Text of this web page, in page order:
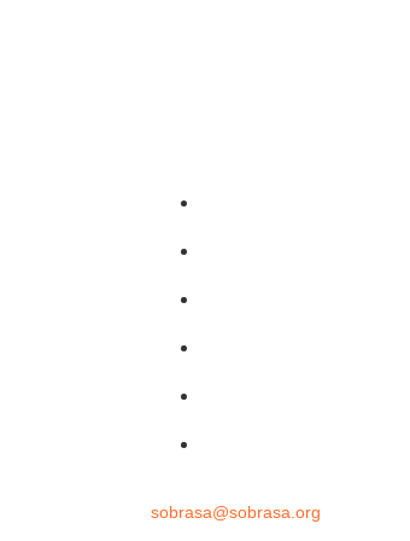
sobrasa@sobrasa.org